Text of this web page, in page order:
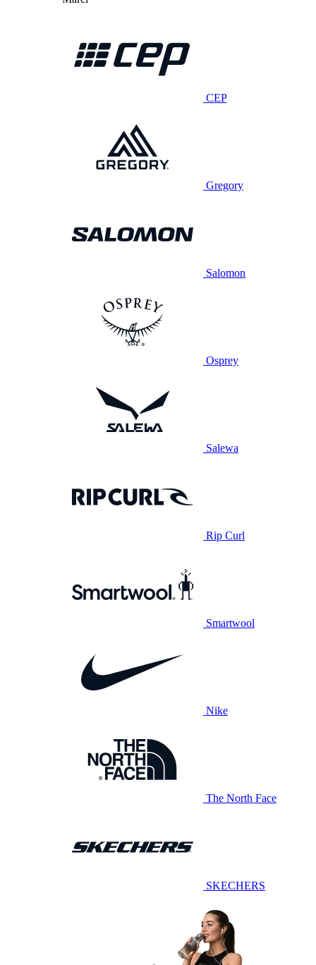
CEP
Gregory
Salomon
Osprey
Salewa
Rip Curl
Smartwool
Nike
The North Face
SKECHERS